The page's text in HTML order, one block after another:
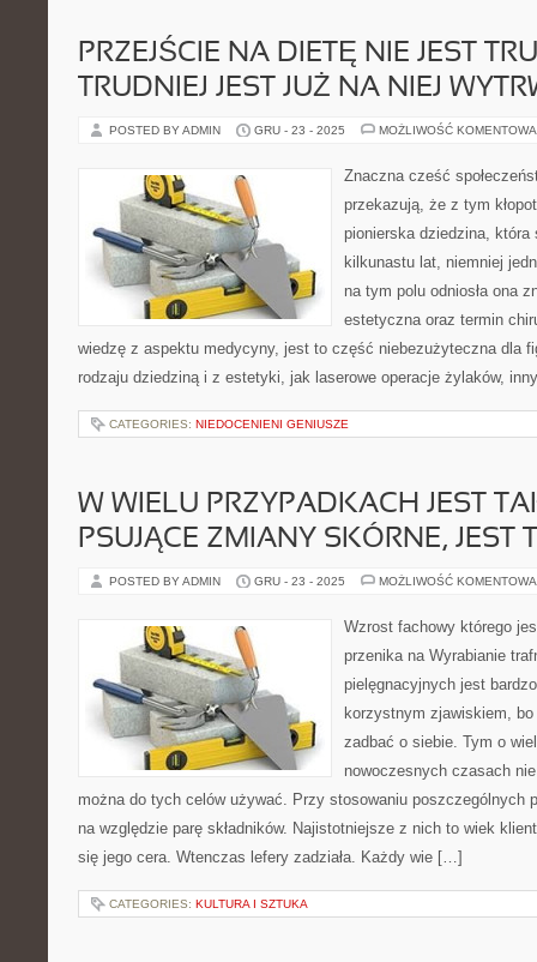
PRZEJŚCIE NA DIETĘ NIE JEST
TRUDNIEJ JEST JUŻ NA NIEJ
POSTED BY ADMIN GRU - 23 - 2025 MOŻLIWOŚĆ
Znaczna cześć
przekazują, że z tym
pionierska dziedzina, która
kilkunastu lat, niemniej
na tym polu odniosła ona
estetyczna oraz termin
wiedzę z aspektu medycyny, jest to część niebezużyteczna dla
rodzaju dziedziną i z estetyki, jak laserowe operacje żylaków,
CATEGORIES: NIEDOCENIENI GENIUSZE
W WIELU PRZYPADKACH JEST
PSUJĄCE ZMIANY SKÓRNE, JEST
POSTED BY ADMIN GRU - 23 - 2025 MOŻLIWOŚĆ
Wzrost fachowy którego
przenika na Wyrabianie
pielęgnacyjnych jest
korzystnym zjawiskiem,
zadbać o siebie. Tym o
nowoczesnych czasach
można do tych celów używać. Przy stosowaniu poszczególnych
na względzie parę składników. Najistotniejsze z nich to wiek
się jego cera. Wtenczas lefery zadziała. Każdy wie […]
CATEGORIES: KULTURA I SZTUKA